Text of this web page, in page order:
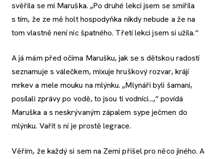
svěřila se mi Maruška. „Po druhé lekci jsem se smířila
s tím, že ze mě holt hospodyňka nikdy nebude a že na
tom vlastně není nic špatného. Třetí lekci jsem si užila.“
A já mám před očima Marušku, jak se s dětskou radostí
seznamuje s válečkem, mixuje hruškový rozvar, krájí
mrkev a mele mouku na mlýnku. „Mlynáři byli šamani,
posílali zprávy po vodě, to jsou ti vodníci...,“ povídá
Maruška a s neskrývaným zápalem sype ječmen do
mlýnku. Vařit s ní je prostě legrace.
Věřím, že každý si sem na Zemi přišel pro něco jiného. A